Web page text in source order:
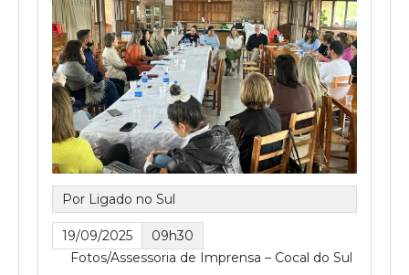
Por Ligado no Sul
19/09/2025
09h30
Fotos/Assessoria de Imprensa – Cocal do Sul